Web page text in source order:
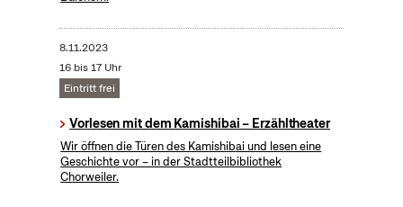
8.11.2023
16 bis 17 Uhr
Eintritt frei
Vorlesen mit dem Kamishibai – Erzähltheater
Wir öffnen die Türen des Kamishibai und lesen eine
Geschichte vor – in der Stadtteilbibliothek
Chorweiler.